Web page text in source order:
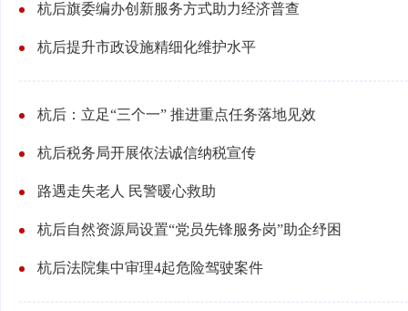
杭后旗委编办创新服务方式助力经济普查
杭后提升市政设施精细化维护水平
杭后：立足“三个一” 推进重点任务落地见效
杭后税务局开展依法诚信纳税宣传
路遇走失老人 民警暖心救助
杭后自然资源局设置“党员先锋服务岗”助企纾困
杭后法院集中审理4起危险驾驶案件